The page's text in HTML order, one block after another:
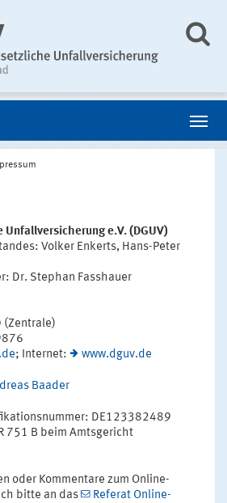
Unfallversicherung e.V. (DGUV)
Volker Enkerts, Hans-Peter
Dr. Stephan Fasshauer
(Zentrale)
; Internet: www.dguv.de
Baader
DE123382489
751 B beim Amtsgericht
oder Kommentare zum Online-
bitte an das
Referat Online-